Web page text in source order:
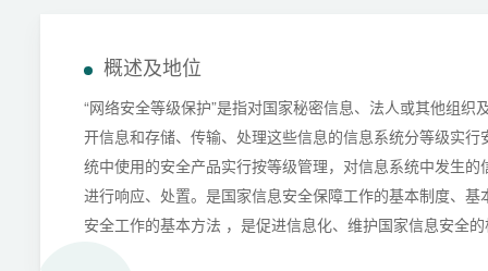
概述及地位
“网络安全等级保护”是指对国家秘密信息、法人或其他组织
开信息和存储、传输、处理这些信息的信息系统分等级实行
统中使用的安全产品实行按等级管理，对信息系统中发生的
进行响应、处置。是国家信息安全保障工作的基本制度、基
安全工作的基本方法 ，是促进信息化、维护国家信息安全